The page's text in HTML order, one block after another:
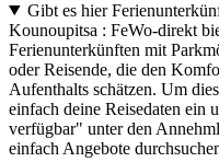
Gibt es hier
Kounoupitsa : FeWo-direkt
Ferienunterkünften mit
oder Reisende, die den
Aufenthalts schätzen. Um
einfach deine Reisedaten ein
verfügbar" unter den
einfach Angebote